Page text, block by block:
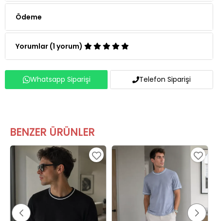
Ödeme
Yorumlar (1 yorum)
Whatsapp Siparişi Telefon Siparişi
BENZER ÜRÜNLER